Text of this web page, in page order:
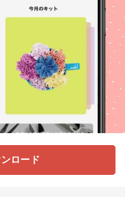
ロード